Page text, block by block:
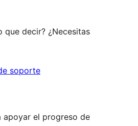
que decir? ¿Necesitas
soporte
apoyar el progreso de